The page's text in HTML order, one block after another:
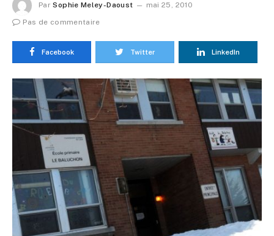
Par Sophie Meley-Daoust
mai 25, 2010
Pas de commentaire
Facebook Twitter LinkedIn